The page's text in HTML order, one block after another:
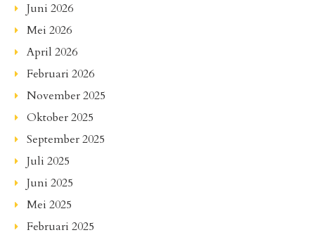
Juni 2026
Mei 2026
April 2026
Februari 2026
November 2025
Oktober 2025
September 2025
Juli 2025
Juni 2025
Mei 2025
Februari 2025